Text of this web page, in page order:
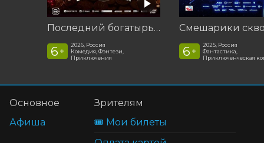
Последний богатырь. Колобок
6 +
2026, Россия
Комедия, Фэнтези,
Приключения
6 +
2025, Россия
Фантастика,
Приключенческая
Основное
Афиша
Зрителям
🎟️ Мои билеты